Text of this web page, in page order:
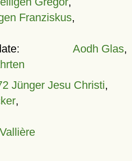
Franziskus,
Aodh Glas,
Jünger Jesu Christi,
,